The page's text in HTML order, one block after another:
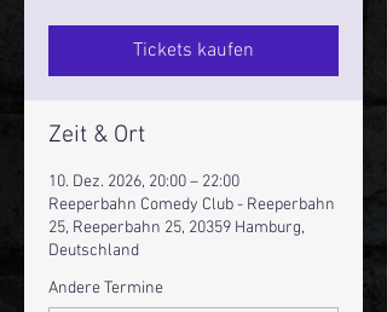
Tickets kaufen
Zeit & Ort
10. Dez. 2026, 20:00 – 22:00
Reeperbahn Comedy Club - Reeperbahn
25, Reeperbahn 25, 20359 Hamburg,
Deutschland
Andere Termine